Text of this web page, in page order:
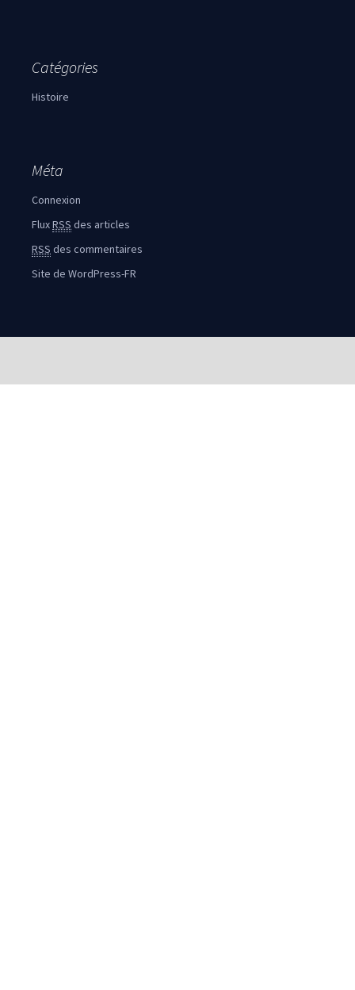
Catégories
Histoire
Méta
Connexion
FluxRSS des articles
RSS des commentaires
Site de WordPress-FR